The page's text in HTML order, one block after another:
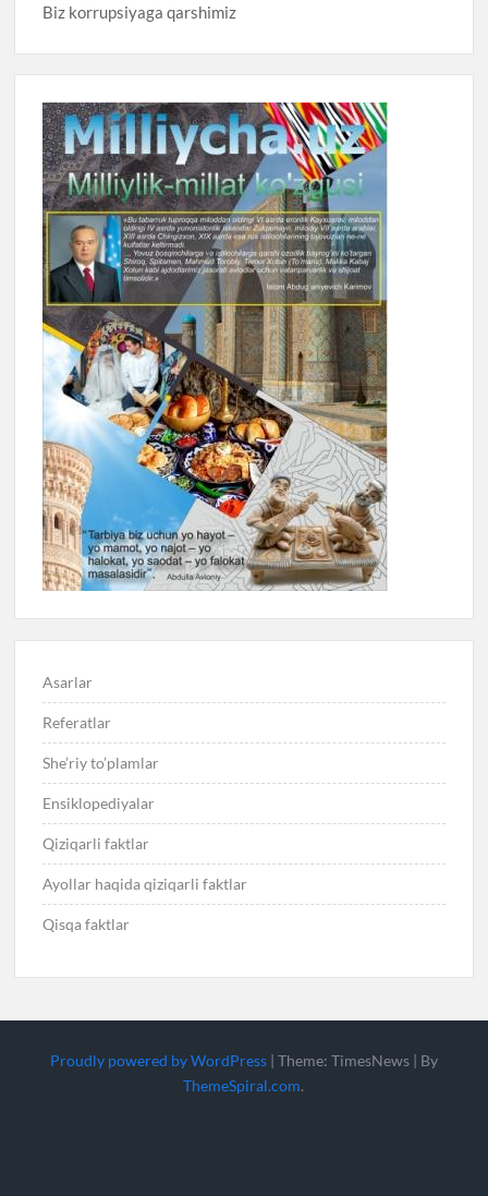
Biz korrupsiyaga qarshimiz
Asarlar
Referatlar
She’riy to’plamlar
Ensiklopediyalar
Qiziqarli faktlar
Ayollar haqida qiziqarli faktlar
Qisqa faktlar
Proudly powered by WordPress | Theme: TimesNews | By
ThemeSpiral.com.